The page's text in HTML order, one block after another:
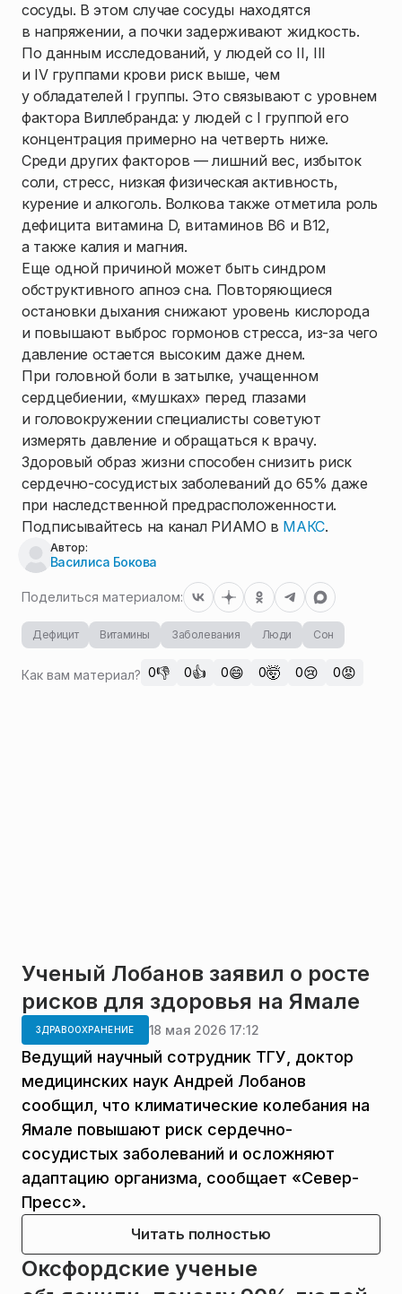
сосуды. В этом случае сосуды находятся
в напряжении, а почки задерживают жидкость.
По данным исследований, у людей со II, III
и IV группами крови риск выше, чем
у обладателей I группы. Это связывают с уровнем
фактора Виллебранда: у людей с I группой его
концентрация примерно на четверть ниже.
Среди других факторов — лишний вес, избыток
соли, стресс, низкая физическая активность,
курение и алкоголь. Волкова также отметила роль
дефицита витамина D, витаминов B6 и B12,
а также калия и магния.
Еще одной причиной может быть синдром
обструктивного апноэ сна. Повторяющиеся
остановки дыхания снижают уровень кислорода
и повышают выброс гормонов стресса, из-за чего
давление остается высоким даже днем.
При головной боли в затылке, учащенном
сердцебиении, «мушках» перед глазами
и головокружении специалисты советуют
измерять давление и обращаться к врачу.
Здоровый образ жизни способен снизить риск
сердечно-сосудистых заболеваний до 65% даже
при наследственной предрасположенности.
Подписывайтесь на канал РИАМО в МАКС.
Автор:
Василиса Бокова
Поделиться материалом:
Дефицит Витамины Заболевания Люди Сон
Как вам материал? 0👎 0👍 0😄 0🤯 0😢 0😡
Ученый Лобанов заявил о росте
рисков для здоровья на Ямале
ЗДРАВООХРАНЕНИЕ 18 мая 2026 17:12
Ведущий научный сотрудник ТГУ, доктор
медицинских наук Андрей Лобанов
сообщил, что климатические колебания на
Ямале повышают риск сердечно-
сосудистых заболеваний и осложняют
адаптацию организма, сообщает «Север-
Пресс».
Читать полностью
Оксфордские ученые